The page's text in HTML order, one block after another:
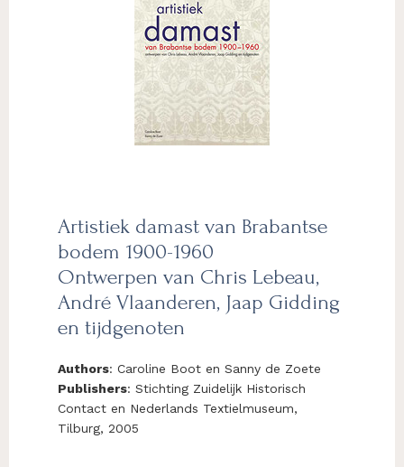
Artistiek damast van Brabantse
bodem 1900-1960
Ontwerpen van Chris Lebeau,
André Vlaanderen, Jaap Gidding
en tijdgenoten
Authors: Caroline Boot en Sanny de Zoete
Publishers: Stichting Zuidelijk Historisch
Contact en Nederlands Textielmuseum,
Tilburg, 2005